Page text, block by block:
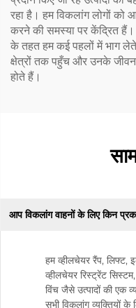
रहा है। हम विकलांग लोगों को
करने की समस्या पर केंद्रित हैं।
के तहत हम कई पहलों में भाग
क्षेत्रों तक पहुँच और उनके
होते हैं।
आप विकलांग वाहनों के लिए किन
हम व्हीलचेयर रैंप, लिफ्ट,
व्हीलचेयर रिस्ट्रेंट
विंच जैसे उत्पादों की एक
सभी विकलांग व्यक्तियों के